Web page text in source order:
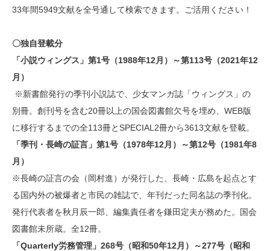
33年間5949文献を全号通して検索できます。ご活用ください！
〇独自登載分
「小説ウィングス」第1号（1988年12月）～第113号（2021年12
月）
※新書館発行の季刊小説誌で、少女マンガ誌「ウィングス」の
別冊。創刊号を含む20冊以上の国会図書館欠号を埋め、WEB版
に移行するまでの全113冊とSPECIAL2冊から3613文献を登載。
「季刊・長崎の証言」第1号（1978年12月）～第12号（1981年8
月）
※長崎の証言の会（岡村進）が発行した、長崎・広島を起点とす
る国内外の被爆者と市民の雑誌で、年刊だった同名誌の季刊化。
発行代表者を秋月辰一郎、編集責任者を鎌田定夫が務めた。国会
図書館未所蔵。全12冊。
「Quarterly労務管理」268号（昭和50年12月）～277号（昭和